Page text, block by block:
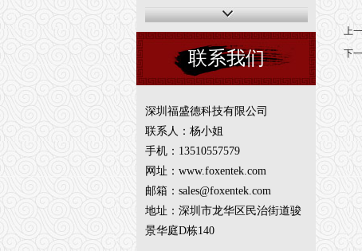
联系我们
深圳福盛德科技有限公司
联系人：杨小姐
手机：13510557579
网址：www.foxentek.com
邮箱：sales@foxentek.com
地址：深圳市龙华区民治街道骏
景华庭D栋140
上
下